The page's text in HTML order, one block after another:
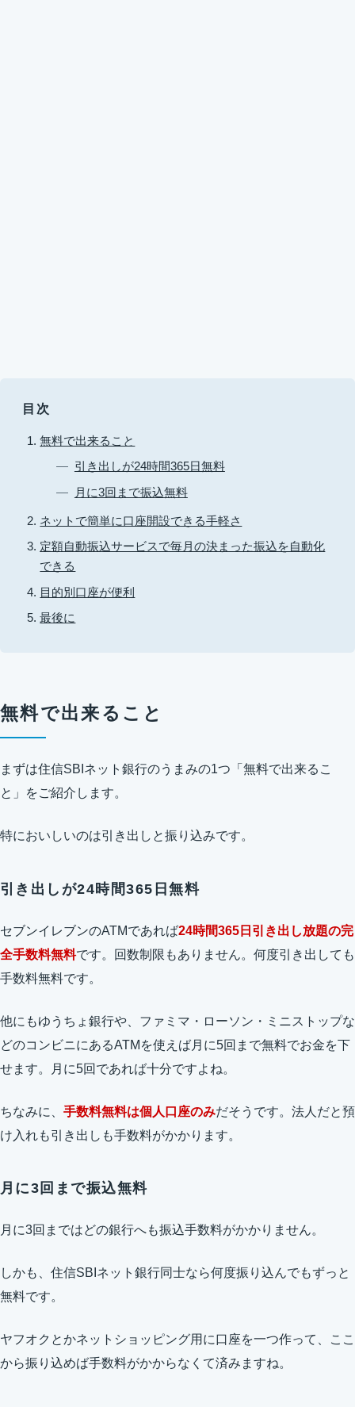
目次
無料で出来ること
引き出しが24時間365日無料
月に3回まで振込無料
ネットで簡単に口座開設できる手軽さ
定額自動振込サービスで毎月の決まった振込を自動化
できる
目的別口座が便利
最後に
無料で出来ること
まずは住信SBIネット銀行のうまみの1つ「無料で出来るこ
と」をご紹介します。
特においしいのは引き出しと振り込みです。
引き出しが24時間365日無料
セブンイレブンのATMであれば24時間365日引き出し放題の完
全手数料無料です。回数制限もありません。何度引き出しても
手数料無料です。
他にもゆうちょ銀行や、ファミマ・ローソン・ミニストップな
どのコンビニにあるATMを使えば月に5回まで無料でお金を下
せます。月に5回であれば十分ですよね。
ちなみに、 手数料無料は個人口座のみだそうです。法人だと預
け入れも引き出しも手数料がかかります。
月に3回まで振込無料
月に3回まではどの銀行へも振込手数料がかかりません。
しかも、住信SBIネット銀行同士なら何度振り込んでもずっと
無料です。
ヤフオクとかネットショッピング用に口座を一つ作って、ここ
から振り込めば手数料がかからなくて済みますね。